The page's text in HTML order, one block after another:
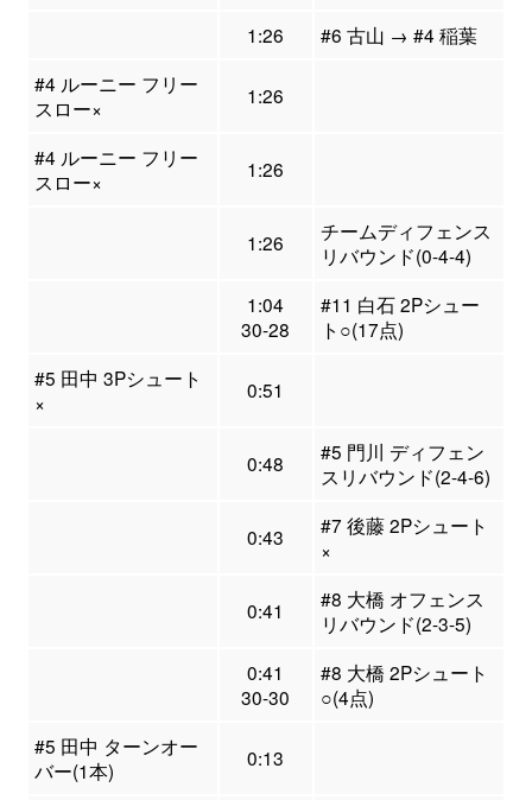
1:26
#6 古山 → #4 稲葉
#4 ルーニー フリー
スロー×
1:26
#4 ルーニー フリー
スロー×
1:26
1:26
チームディフェンス
リバウンド(0-4-4)
1:04
30-28
#11 白石 2Pシュー
ト○(17点)
#5 田中 3Pシュート
×
0:51
0:48
#5 門川 ディフェン
スリバウンド(2-4-6)
0:43
#7 後藤 2Pシュート
×
0:41
#8 大橋 オフェンス
リバウンド(2-3-5)
0:41
30-30
#8 大橋 2Pシュート
○(4点)
#5 田中 ターンオー
バー(1本)
0:13